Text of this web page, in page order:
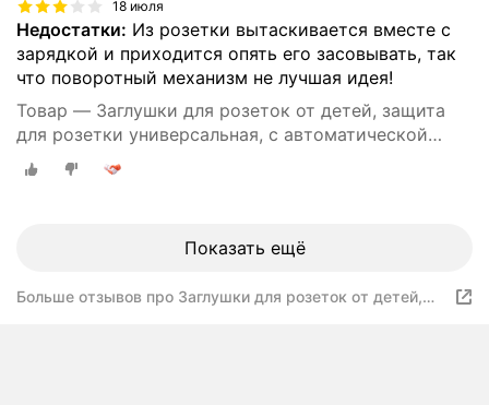
18 июля
Недостатки: Из розетки вытаскивается вместе с
зарядкой и приходится опять его засовывать, так
что поворотный механизм не лучшая идея!
Товар — Заглушки для розеток от детей, защита
для розетки универсальная, с автоматической
блокировкой, 10 штук
Показать ещё
Больше отзывов про Заглушки для розеток от детей,